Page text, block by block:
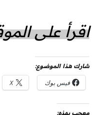
اقرأ على
شارك هذا الموضوع:
فيس بوك X
معجب بهذه: